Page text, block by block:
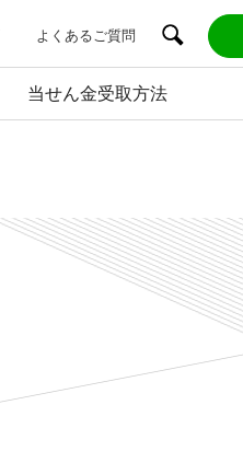
よくあるご質問
当せん金受取方法